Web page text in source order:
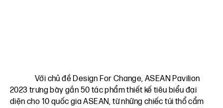
Với chủ đề Design For Change, ASEAN Pavilion
2023 trưng bày gần 50 tác phẩm thiết kế tiêu biểu đại
diện cho 10 quốc gia ASEAN, từ những chiếc túi thổ cẩm